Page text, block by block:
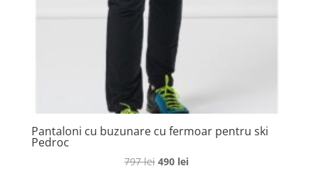
Pantaloni cu buzunare cu fermoar pentru ski
Pedroc
797lei Prețul
490 leiPrețul